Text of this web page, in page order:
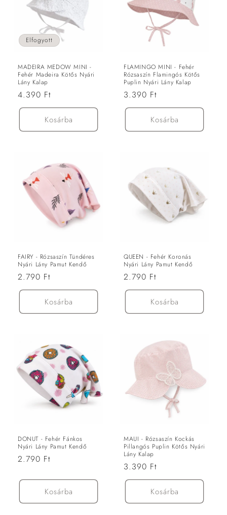
Elfogyott
MADEIRA MEDOW MINI -
Fehér Madeira Kötős Nyári
Lány Kalap
Normál
ár
4.390 Ft
Kosárba
FLAMINGO MINI - Fehér
Rózsaszín Flamingós Kötős
Puplin Nyári Lány Kalap
Normál
ár
3.390 Ft
Kosárba
FAIRY - Rózsaszín Tündéres
Nyári Lány Pamut Kendő
Normál
ár
2.790 Ft
Kosárba
QUEEN - Fehér Koronás
Nyári Lány Pamut Kendő
Normál
ár
2.790 Ft
Kosárba
DONUT - Fehér Fánkos
Nyári Lány Pamut Kendő
Normál
2.790 Ft
Kosárba
MAUI - Rózsaszín Kockás
Pillangós Puplin Kötős Nyári
Lány Kalap
Normál
ár
3.390 Ft
Kosárba